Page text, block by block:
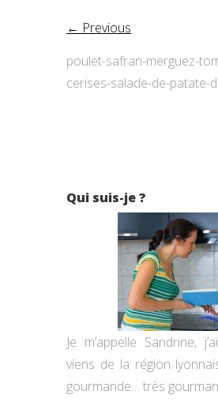
← Previous
poulet-safran-merguez-
cerises-salade-de-patate-
Qui suis-je ?
Je m’appelle Sandrine,
viens de la région
gourmande… très